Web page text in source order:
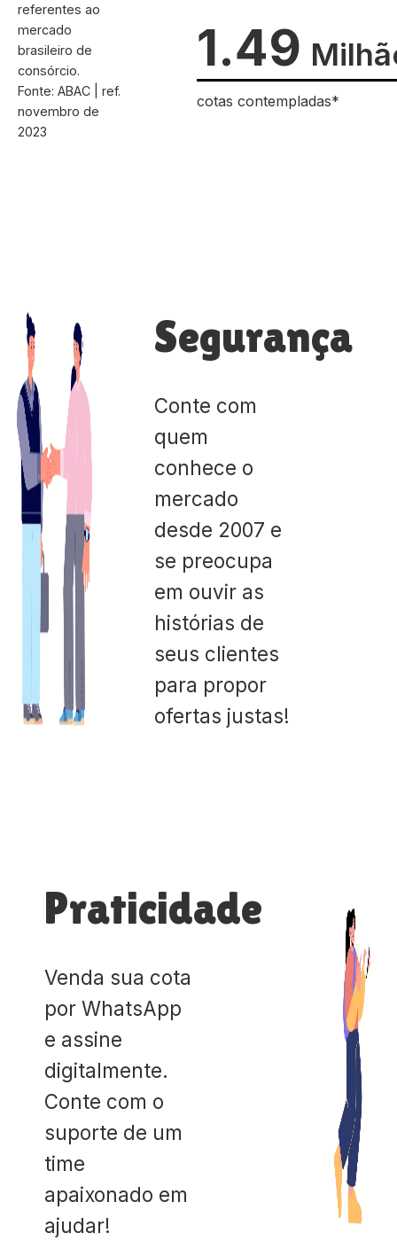
referentes ao
mercado
brasileiro de
consórcio.
Fonte: ABAC | ref.
novembro de
2023
1.49
cotas contempladas*
Segurança
Conte com
quem
conhece o
mercado
desde 2007 e
se preocupa
em ouvir as
histórias de
seus clientes
para propor
ofertas justas!
Praticidade
Venda sua cota
por WhatsApp
e assine
digitalmente.
Conte com o
suporte de um
time
apaixonado em
ajudar!